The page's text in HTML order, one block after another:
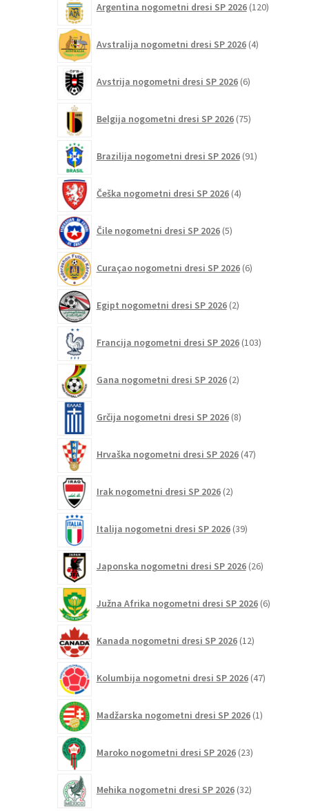
Argentina nogometni dresi SP 2026 120izdelkov
Avstralija nogometni dresi SP 2026 4izdelki
Avstrija nogometni dresi SP 2026 6izdelkov
Belgija nogometni dresi SP 2026 75izdelkov
Brazilija nogometni dresi SP 2026 91izdelkov
Češka nogometni dresi SP 2026 4izdelki
Čile nogometni dresi SP 2026 5izdelkov
Curaçao nogometni dresi SP 2026 6izdelkov
Egipt nogometni dresi SP 2026 2izdelka
Francija nogometni dresi SP 2026 103izdelki
Gana nogometni dresi SP 2026 2izdelka
Grčija nogometni dresi SP 2026 8izdelkov
Hrvaška nogometni dresi SP 2026 47izdelkov
Irak nogometni dresi SP 2026 2izdelka
Italija nogometni dresi SP 2026 39izdelkov
Japonska nogometni dresi SP 2026 26izdelkov
Južna Afrika nogometni dresi SP 2026 6izdelkov
Kanada nogometni dresi SP 2026 12izdelkov
Kolumbija nogometni dresi SP 2026 47izdelkov
Madžarska nogometni dresi SP 2026 1izdelek
Maroko nogometni dresi SP 2026 23izdelkov
Mehika nogometni dresi SP 2026 32izdelkov